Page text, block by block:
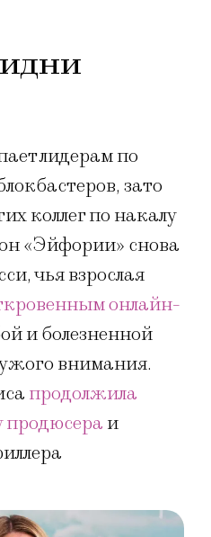
лидерам по
зато
коллег по накалу
«Эйфории» снова
чья взрослая
онлайн-
и болезненной
внимания.
продолжила
продюсера и